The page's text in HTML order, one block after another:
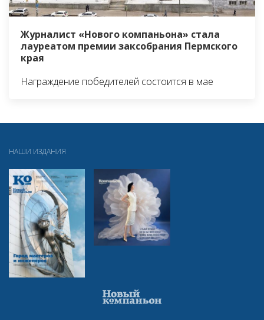
Журналист «Нового компаньона» стала
лауреатом премии заксобрания Пермского
края
Награждение победителей состоится в мае
НАШИ ИЗДАНИЯ